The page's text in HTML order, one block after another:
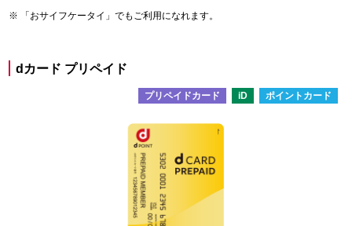
「おサイフケータイ」でもご利用になれます。
dカード プリペイド
プリペイドカード iD ポイントカード